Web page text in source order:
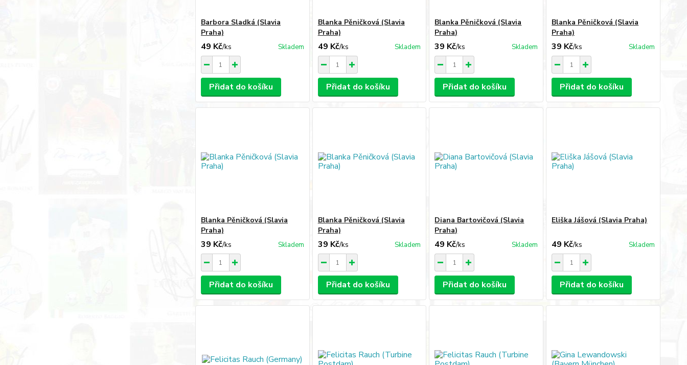
Barbora Sladká (Slavia
Praha)
49 Kč/ks Skladem
Přidat do košíku
Blanka Pěničková (Slavia
Praha)
49 Kč/ks Skladem
Přidat do košíku
Blanka Pěničková (Slavia
Praha)
39 Kč/ks Skladem
Přidat do košíku
Blanka Pěničková (Slavia
Praha)
39 Kč/ks Skladem
Přidat do košíku
Blanka Pěničková (Slavia
Praha)
39 Kč/ks Skladem
Přidat do košíku
Blanka Pěničková (Slavia
Praha)
39 Kč/ks Skladem
Přidat do košíku
Diana Bartovičová (Slavia
Praha)
49 Kč/ks Skladem
Přidat do košíku
Eliška Jášová (Slavia Praha)
49 Kč/ks Skladem
Přidat do košíku